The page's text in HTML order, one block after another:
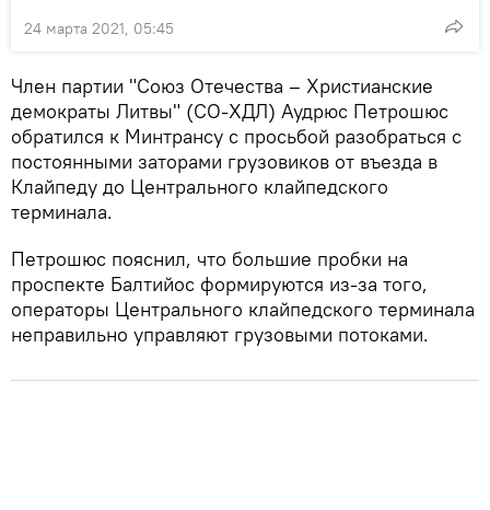
24 марта 2021, 05:45
Член партии "Союз Отечества – Христианские
демократы Литвы" (СО-ХДЛ) Аудрюс Петрошюс
обратился к Минтрансу с просьбой разобраться с
постоянными заторами грузовиков от въезда в
Клайпеду до Центрального клайпедского
терминала.
Петрошюс пояснил, что большие пробки на
проспекте Балтийос формируются из-за того,
операторы Центрального клайпедского терминала
неправильно управляют грузовыми потоками.